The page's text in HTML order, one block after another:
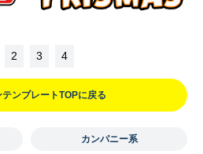
カンパニー系
2 3 4
ンプレートTOPに戻る